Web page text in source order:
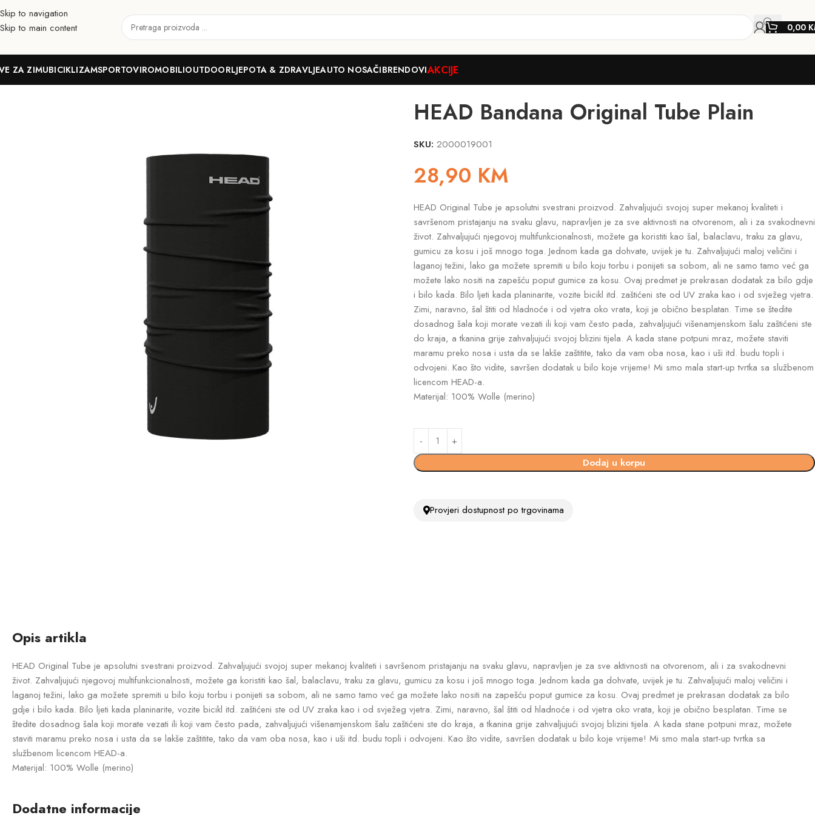
Skip to navigation
Skip to main content
0,00
ZA ZIMUBICIKLIZAMSPORTOVIROMOBILIOUTDOORLJEPOTA & ZDRAVLJEAUTO NOSAČIBRENDOVIAKCIJE
HEAD Bandana Original Tube Plain
SKU: 2000019001
28,90 KM
HEAD Original Tube je apsolutni svestrani proizvod. Zahvaljujući svojoj super mekanoj kvaliteti i
savršenom pristajanju na svaku glavu, napravljen je za sve aktivnosti na otvorenom, ali i za svakodnevni
život. Zahvaljujući njegovoj multifunkcionalnosti, možete ga koristiti kao šal, balaclavu, traku za glavu,
gumicu za kosu i još mnogo toga. Jednom kada ga dohvate, uvijek je tu. Zahvaljujući maloj veličini i
laganoj težini, lako ga možete spremiti u bilo koju torbu i ponijeti sa sobom, ali ne samo tamo već ga
možete lako nositi na zapešću poput gumice za kosu. Ovaj predmet je prekrasan dodatak za bilo gdje
i bilo kada. Bilo ljeti kada planinarite, vozite bicikl itd. zaštićeni ste od UV zraka kao i od svježeg vjetra.
Zimi, naravno, šal štiti od hladnoće i od vjetra oko vrata, koji je obično besplatan. Time se štedite
dosadnog šala koji morate vezati ili koji vam često pada, zahvaljujući višenamjenskom šalu zaštićeni ste
do kraja, a tkanina grije zahvaljujući svojoj blizini tijela. A kada stane potpuni mraz, možete staviti
maramu preko nosa i usta da se lakše zaštitite, tako da vam oba nosa, kao i uši itd. budu topli i
odvojeni. Kao što vidite, savršen dodatak u bilo koje vrijeme! Mi smo mala start-up tvrtka sa službenom
licencom HEAD-a.
Materijal: 100% Wolle (merino)
Dodaj u korpu
Provjeri dostupnost po trgovinama
Opis artikla
HEAD Original Tube je apsolutni svestrani proizvod. Zahvaljujući svojoj super mekanoj kvaliteti i savršenom pristajanju na svaku glavu, napravljen je za sve aktivnosti na otvorenom, ali i za svakodnevni
život. Zahvaljujući njegovoj multifunkcionalnosti, možete ga koristiti kao šal, balaclavu, traku za glavu, gumicu za kosu i još mnogo toga. Jednom kada ga dohvate, uvijek je tu. Zahvaljujući maloj veličini i
laganoj težini, lako ga možete spremiti u bilo koju torbu i ponijeti sa sobom, ali ne samo tamo već ga možete lako nositi na zapešću poput gumice za kosu. Ovaj predmet je prekrasan dodatak za bilo
gdje i bilo kada. Bilo ljeti kada planinarite, vozite bicikl itd. zaštićeni ste od UV zraka kao i od svježeg vjetra. Zimi, naravno, šal štiti od hladnoće i od vjetra oko vrata, koji je obično besplatan. Time se
štedite dosadnog šala koji morate vezati ili koji vam često pada, zahvaljujući višenamjenskom šalu zaštićeni ste do kraja, a tkanina grije zahvaljujući svojoj blizini tijela. A kada stane potpuni mraz, možete
staviti maramu preko nosa i usta da se lakše zaštitite, tako da vam oba nosa, kao i uši itd. budu topli i odvojeni. Kao što vidite, savršen dodatak u bilo koje vrijeme! Mi smo mala start-up tvrtka sa
službenom licencom HEAD-a.
Materijal: 100% Wolle (merino)
Dodatne informacije